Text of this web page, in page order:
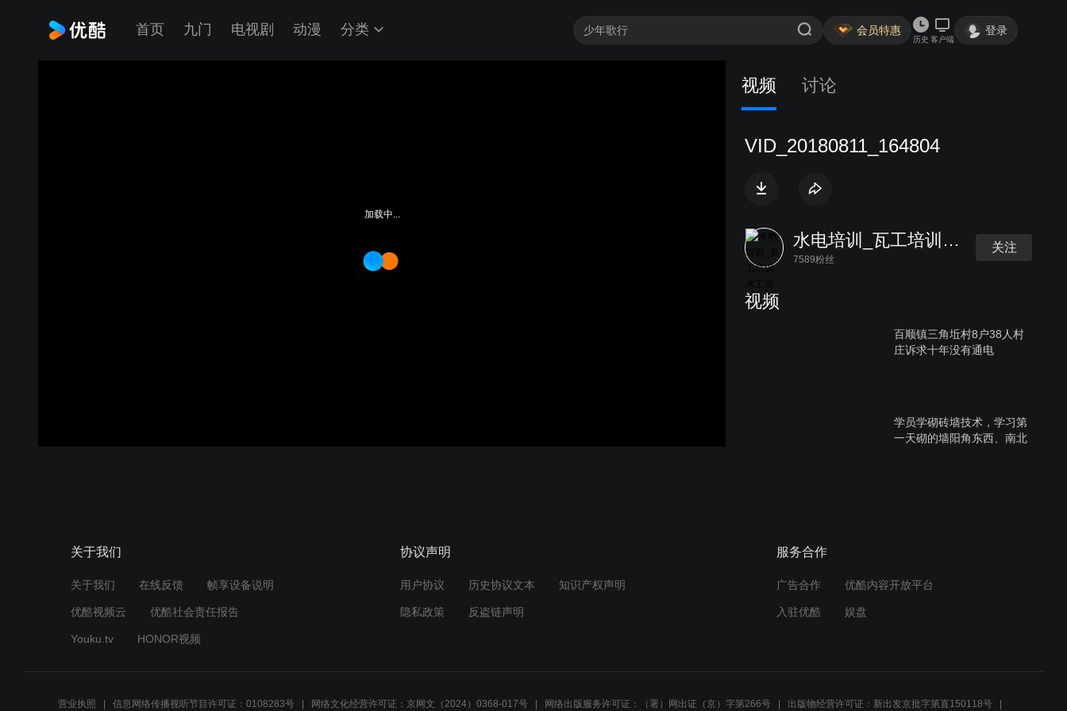
首页 九门 电视剧 动漫 分类 会员特惠
历史 客户端
登录
加载中...
视频 讨论
VID_20180811_164804
水电培训_瓦工培训木工培训
7589粉丝
关注
视频
百顺镇三角坵村8户38人村
庄诉求十年没有通电
学员学砌砖墙技术，学习第
一天砌的墙阳角东西、南北
培训 #水电工培训班 #监理
技术培训班，瓦工培训，贴
关于我们
关于我们 在线反馈 帧享设备说明
优酷视频云 优酷社会责任报告
Youku.tv HONOR视频
协议声明
用户协议 历史协议文本 知识产权声明
隐私政策 反盗链声明
服务合作
广告合作 优酷内容开放平台
入驻优酷 娱盘
营业执照 信息网络传播视听节目许可证：0108283号 网络文化经营许可证：京网文（2024）0368-017号 网络出版服务许可证：（署）网出证（京）字第266号 出版物经营许可证：新出发京批字第直150118号